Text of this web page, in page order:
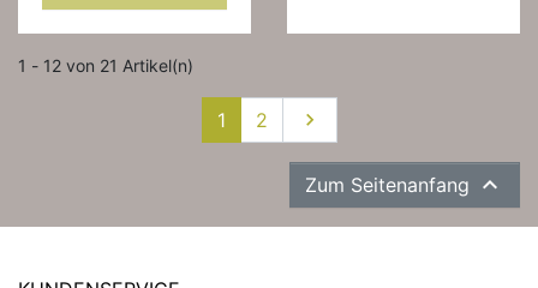
1 - 12 von 21 Artikel(n)
1 2 Weiter

Zum Seitenanfang 